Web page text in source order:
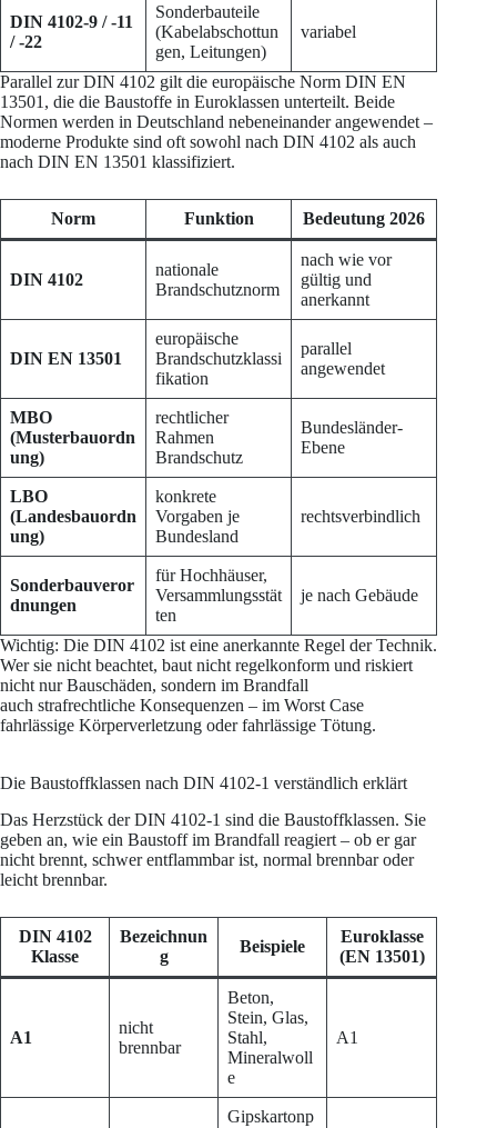
DIN 4102-9 / -11
/ -22
Sonderbauteile
(Kabelabschottun
gen, Leitungen)
variabel
Parallel zur DIN 4102 gilt die europäische Norm DIN EN
13501, die die Baustoffe in Euroklassen unterteilt. Beide
Normen werden in Deutschland nebeneinander angewendet –
moderne Produkte sind oft sowohl nach DIN 4102 als auch
nach DIN EN 13501 klassifiziert.
Norm Funktion Bedeutung 2026
DIN 4102
nationale
Brandschutznorm
nach wie vor
gültig und
anerkannt
DIN EN 13501
europäische
Brandschutzklassi
fikation
parallel
angewendet
MBO
(Musterbauordn
ung)
rechtlicher
Rahmen
Brandschutz
Bundesländer-
Ebene
LBO
(Landesbauordn
ung)
konkrete
Vorgaben je
Bundesland
rechtsverbindlich
Sonderbauveror
dnungen
für Hochhäuser,
Versammlungsstät
ten
je nach Gebäude
Wichtig: Die DIN 4102 ist eine anerkannte Regel der Technik.
Wer sie nicht beachtet, baut nicht regelkonform und riskiert
nicht nur Bauschäden, sondern im Brandfall
auch strafrechtliche Konsequenzen – im Worst Case
fahrlässige Körperverletzung oder fahrlässige Tötung.
Die Baustoffklassen nach DIN 4102-1 verständlich erklärt
Das Herzstück der DIN 4102-1 sind die Baustoffklassen. Sie
geben an, wie ein Baustoff im Brandfall reagiert – ob er gar
nicht brennt, schwer entflammbar ist, normal brennbar oder
leicht brennbar.
DIN 4102
Klasse
Bezeichnun
g
Beispiele
Euroklasse
(EN 13501)
A1
nicht
brennbar
Beton,
Stein, Glas,
Stahl,
Mineralwoll
e
A1
Gipskartonp